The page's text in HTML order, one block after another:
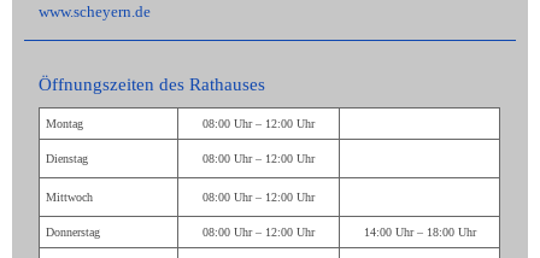
www.scheyern.de
Öffnungszeiten des Rathauses
Montag 08:00 Uhr – 12:00 Uhr
Dienstag 08:00 Uhr – 12:00 Uhr
Mittwoch 08:00 Uhr – 12:00 Uhr
Donnerstag 08:00 Uhr – 12:00 Uhr 14:00 Uhr – 18:00 Uhr